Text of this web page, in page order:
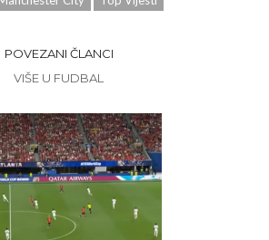
POVEZANI ČLANCI
VIŠE U FUDBAL